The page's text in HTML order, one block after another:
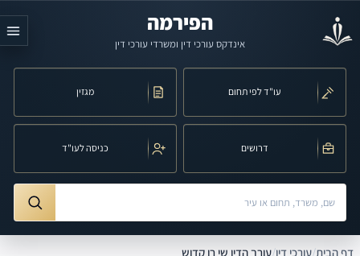
הפירמה
אינדקס עורכי דין ומשרדי עורכי דין
עו"ד לפי תחום מגזין
דרושים כניסה לעו"ד
חיפוש לפי שם, משרד, תחום משפט או עיר
דף הבית/עורכי דין/עורך הדין שי רן קדוש